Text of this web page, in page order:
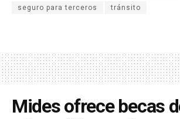
seguro para terceros tránsito
Mides ofrece becas